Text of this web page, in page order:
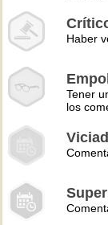
Haber
Tener
los